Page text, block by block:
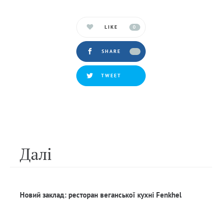
LIKE 0
SHARE
TWEET
Далi
Новий заклад: ресторан веганської кухні Fenkhel